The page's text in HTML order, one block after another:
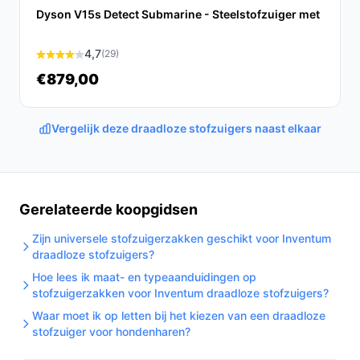
huishoudens.
huishoudelijk onderhoud, maar niet specifiek
gecertificeerd voor medische luchtfiltratie.
Veelgestelde vragen
De levensduur hangt af van gebruik en onderhoud. Bij
meerdere jaren betrouwbare service verwachten; de
accu behoudt doorgaans goede capaciteit enkele
honderden laadcycli, waarna vervanging mogelijk is.
Is dit geschikt voor harde vloeren en tapijt?
Ja. De gemotoriseerde borstelkop is ontworpen voor
zowel harde vloeren als laagpolig tapijt. Voor hoogpolig
Dyson V15s Detect Submarine - Steelstofzuiger met
4,7(29)
€879,00
Vergelijk deze draadloze stofzuigers naast elkaar
Gerelateerde koopgidsen
Zijn universele stofzuigerzakken geschikt voor Inventum
draadloze stofzuigers?
Hoe lees ik maat- en typeaanduidingen op
stofzuigerzakken voor Inventum draadloze stofzuigers?
Waar moet ik op letten bij het kiezen van een draadloze
stofzuiger voor hondenharen?